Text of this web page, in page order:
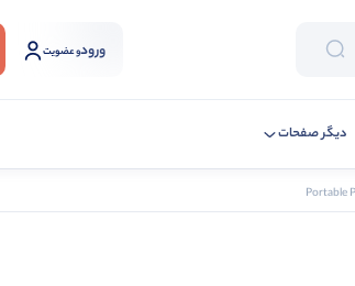
ورودو عضویت
دیگر صفحات